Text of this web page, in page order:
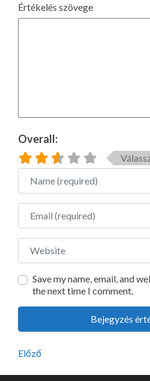
Értékelés szövege
Overall:
Name
Email
Website
Save my name, email, and
the next time I comment.
Előző